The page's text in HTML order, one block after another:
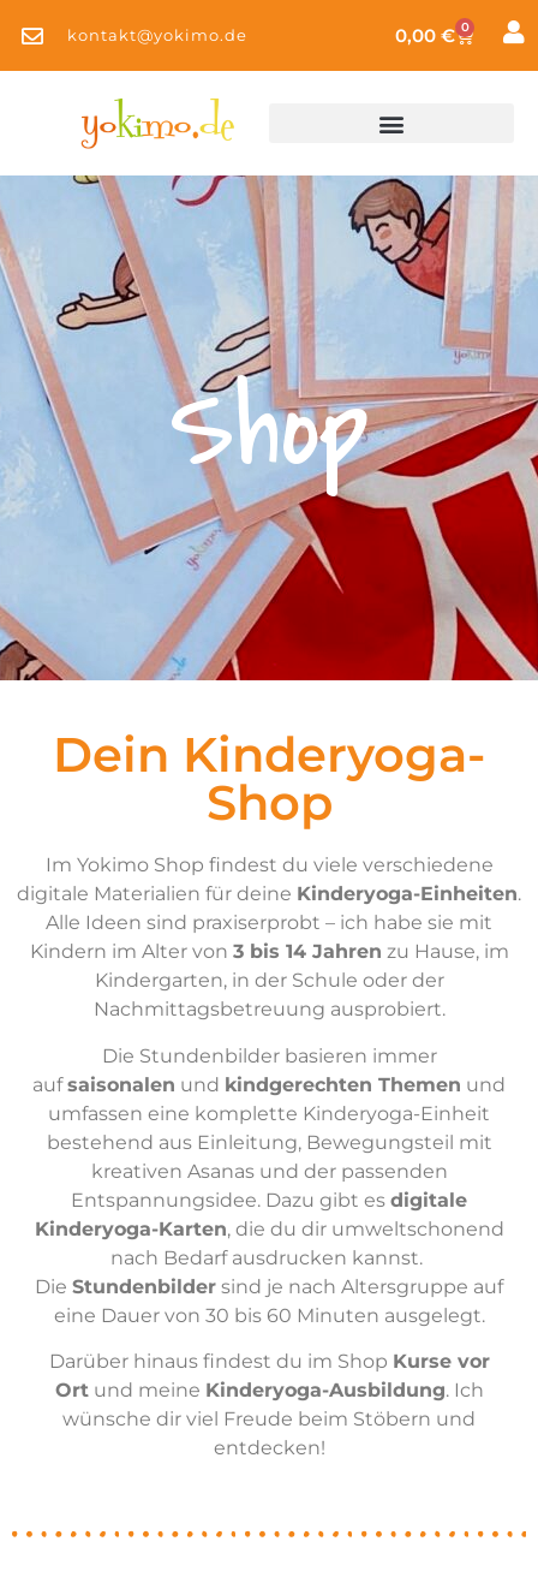
kontakt@yokimo.de 0,00 € 0
Shop
Dein Kinderyoga-
Shop
Im Yokimo Shop findest du viele verschiedene
digitale Materialien für deine Kinderyoga-Einheiten.
Alle Ideen sind praxiserprobt – ich habe sie mit
Kindern im Alter von 3 bis 14 Jahren zu Hause, im
Kindergarten, in der Schule oder der
Nachmittagsbetreuung ausprobiert.
Die Stundenbilder basieren immer
aufsaisonalen und kindgerechten Themen und
umfassen eine komplette Kinderyoga-Einheit
bestehend aus Einleitung, Bewegungsteil mit
kreativen Asanas und der passenden
Entspannungsidee. Dazu gibt es digitale
Kinderyoga-Karten, die du dir umweltschonend
nach Bedarf ausdrucken kannst.
Die Stundenbilder sind je nach Altersgruppe auf
eine Dauer von 30 bis 60 Minuten ausgelegt.
Darüber hinaus findest du im Shop Kurse vor
Ortund meine Kinderyoga-Ausbildung. Ich
wünsche dir viel Freude beim Stöbern und
entdecken!